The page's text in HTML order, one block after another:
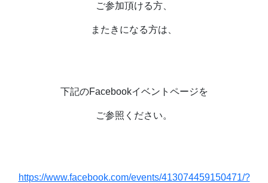
ご参加頂ける方、
またきになる方は、
下記のFacebookイベントページを
ご参照ください。
https://www.facebook.com/events/413074459150471/?